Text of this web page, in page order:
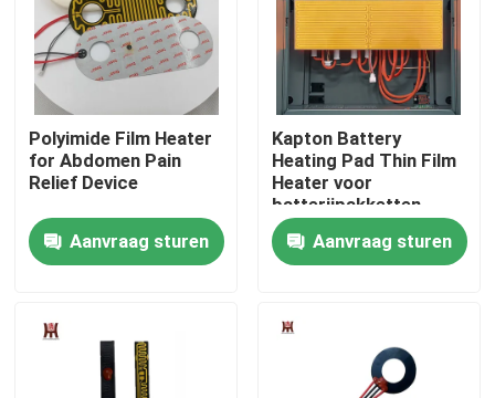
Fabrieksreis
Kwaliteitscontrole
Nieuws
Verzoek om een Citaat
Pi-Filmverwarmer
Polyimide Film Heater
for Abdomen Pain
Relief Device
Aanvraag sturen
Kapton Battery
Heating Pad Thin Film
Heater voor
batterijpakketten
Flexibele
verwarmingsoplossing
voor energiebatterijen
Aanvraag sturen